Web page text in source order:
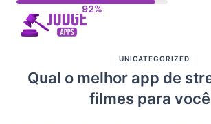
UNICATEGORIZED
Qual o melhor app de
filmes para